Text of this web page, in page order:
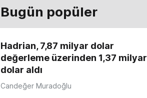
Bugün popüler
Hadrian, 7,87 milyar dolar
değerleme üzerinden 1,37 milyar
dolar aldı
Candeğer Muradoğlu